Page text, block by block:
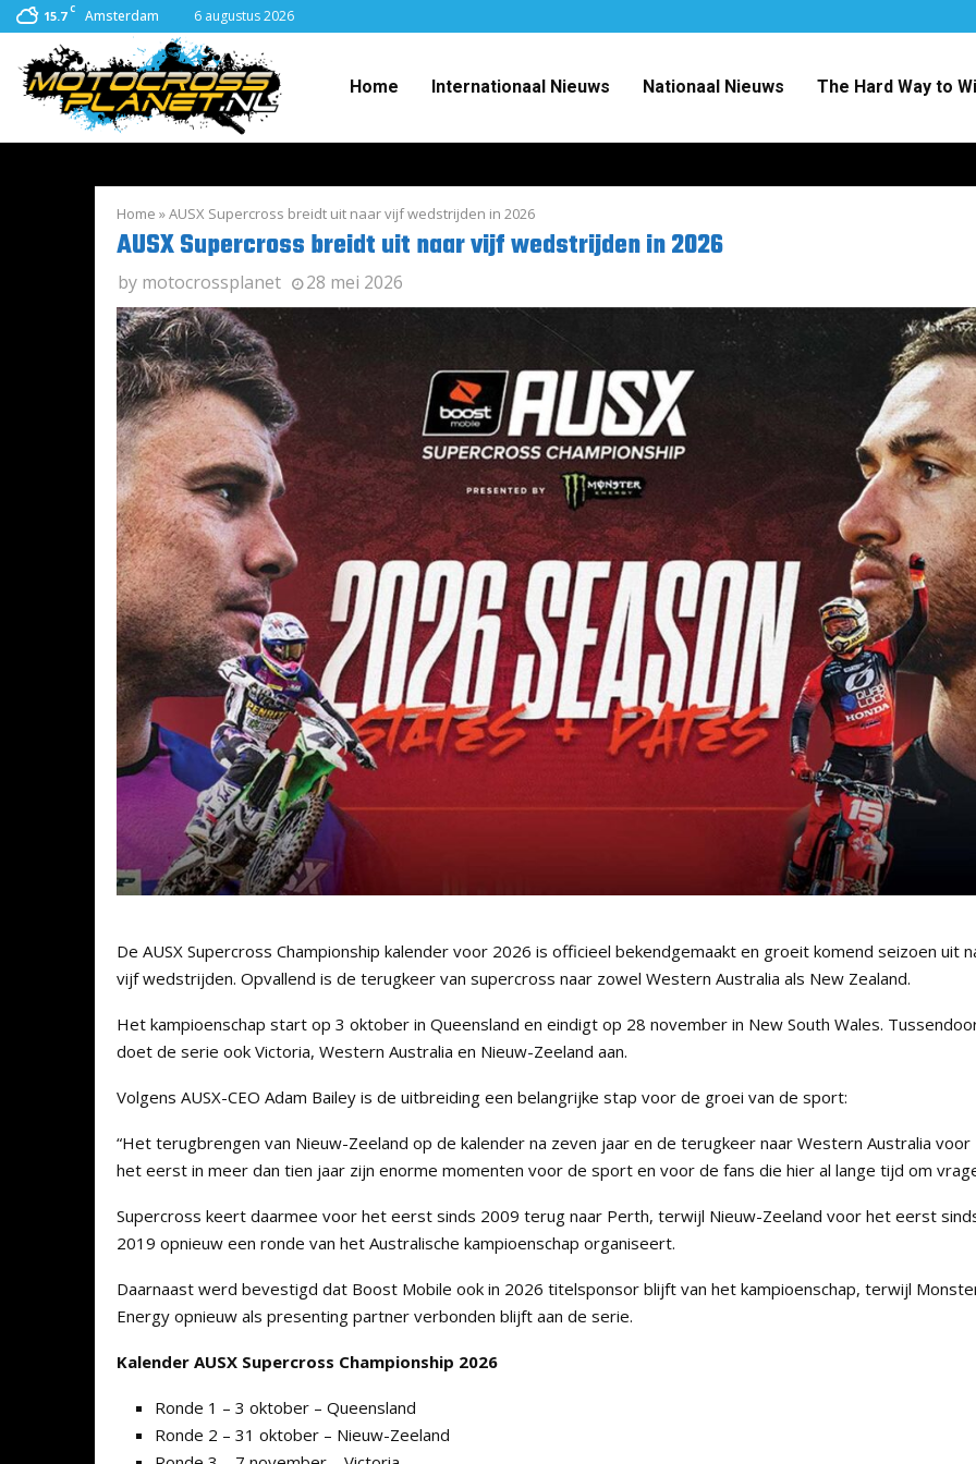
15.7 C Amsterdam 6 augustus 2026
Home Internationaal Nieuws Nationaal Nieuws The Hard Way to
Home »AUSX Supercross breidt uit naar vijf wedstrijden in 2026
AUSX Supercross breidt uit naar vijf wedstrijden in 2026
by motocrossplanet 28 mei 2026
De AUSX Supercross Championship kalender voor 2026 is officieel bekendgemaakt en groeit komend seizoen uit
vijf wedstrijden. Opvallend is de terugkeer van supercross naar zowel Western Australia als New Zealand.
Het kampioenschap start op 3 oktober in Queensland en eindigt op 28 november in New South Wales.
doet de serie ook Victoria, Western Australia en Nieuw-Zeeland aan.
Volgens AUSX-CEO Adam Bailey is de uitbreiding een belangrijke stap voor de groei van de sport:
“Het terugbrengen van Nieuw-Zeeland op de kalender na zeven jaar en de terugkeer naar Western Australia voor
het eerst in meer dan tien jaar zijn enorme momenten voor de sport en voor de fans die hier al lange tijd om
Supercross keert daarmee voor het eerst sinds 2009 terug naar Perth, terwijl Nieuw-Zeeland voor het eerst
2019 opnieuw een ronde van het Australische kampioenschap organiseert.
Daarnaast werd bevestigd dat Boost Mobile ook in 2026 titelsponsor blijft van het kampioenschap, terwijl
Energy opnieuw als presenting partner verbonden blijft aan de serie.
Kalender AUSX Supercross Championship 2026
Ronde 1 – 3 oktober – Queensland
Ronde 2 – 31 oktober – Nieuw-Zeeland